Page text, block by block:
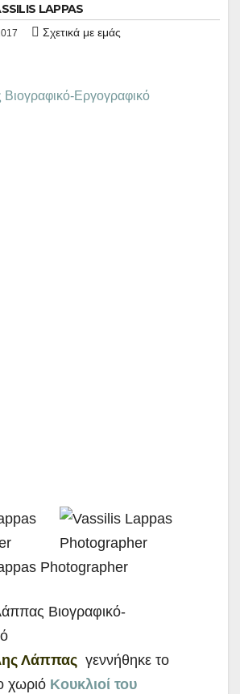
LAPPAS
Σχετικά με εμάς
Λάππας γεννήθηκε το
χωριό Κουκλιοί του